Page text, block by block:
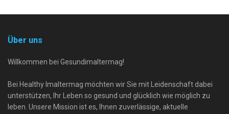
Über uns
Willkommen bei Gesundimaltermag!
Bei Healthy Imaltermag möchten wir Sie mit Leidenschaft dabei
unterstützen, Ihr Leben so gesund und glücklich wie möglich zu
leben. Unsere Mission ist es, Ihnen zuverlässige, aktuelle